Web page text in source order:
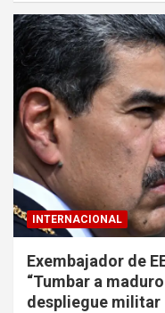
INTERNACIONAL
Exembajador de
“Tumbar a
despliegue militar